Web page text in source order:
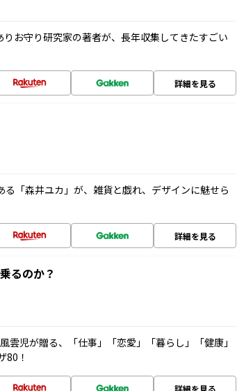
りお守り研究家の著者が、長年収集してきたすごい
詳細を見る
「森井ユカ」が、雑貨と戯れ、デザインに魅せら
詳細を見る
るのか？
児が贈る、「仕事」「恋愛」「暮らし」「健康」
80！
詳細を見る